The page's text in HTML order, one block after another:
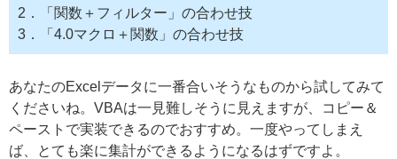
2．「関数＋フィルター」の合わせ技
3．「4.0マクロ＋関数」の合わせ技
あなたのExcelデータに一番合いそうなものから試してみて
くださいね。VBAは一見難しそうに見えますが、コピー＆
ペーストで実装できるのでおすすめ。一度やってしまえ
ば、とても楽に集計ができるようになるはずですよ。